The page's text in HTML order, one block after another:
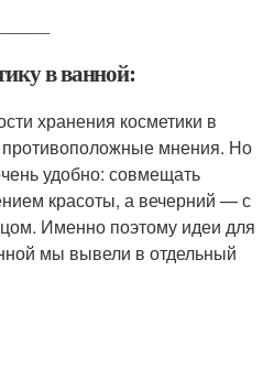
в ванной:
хранения косметики в
мнения. Но
удобно: совмещать
красоты, а вечерний — с
Именно поэтому идеи для
мы вывели в отдельный